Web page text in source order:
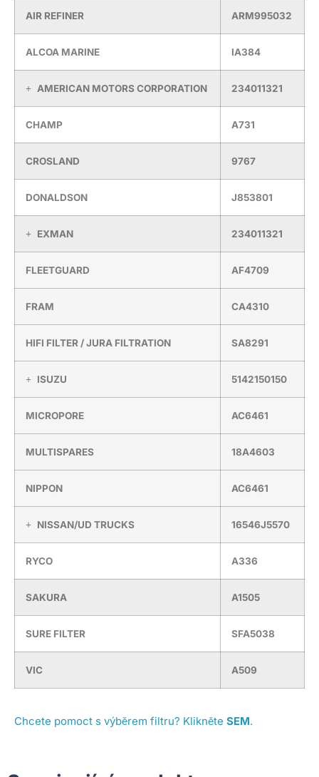
AIR REFINER ARM995032
ALCOA MARINE IA384
AMERICAN MOTORS CORPORATION 234011321
CHAMP A731
CROSLAND 9767
DONALDSON J853801
EXMAN 234011321
FLEETGUARD AF4709
FRAM CA4310
HIFI FILTER / JURA FILTRATION SA8291
ISUZU 5142150150
MICROPORE AC6461
MULTISPARES 18A4603
NIPPON AC6461
NISSAN/UD TRUCKS 16546J5570
RYCO A336
SAKURA A1505
SURE FILTER SFA5038
VIC A509
Chcete pomoct s výběrem filtru? Klikněte SEM.